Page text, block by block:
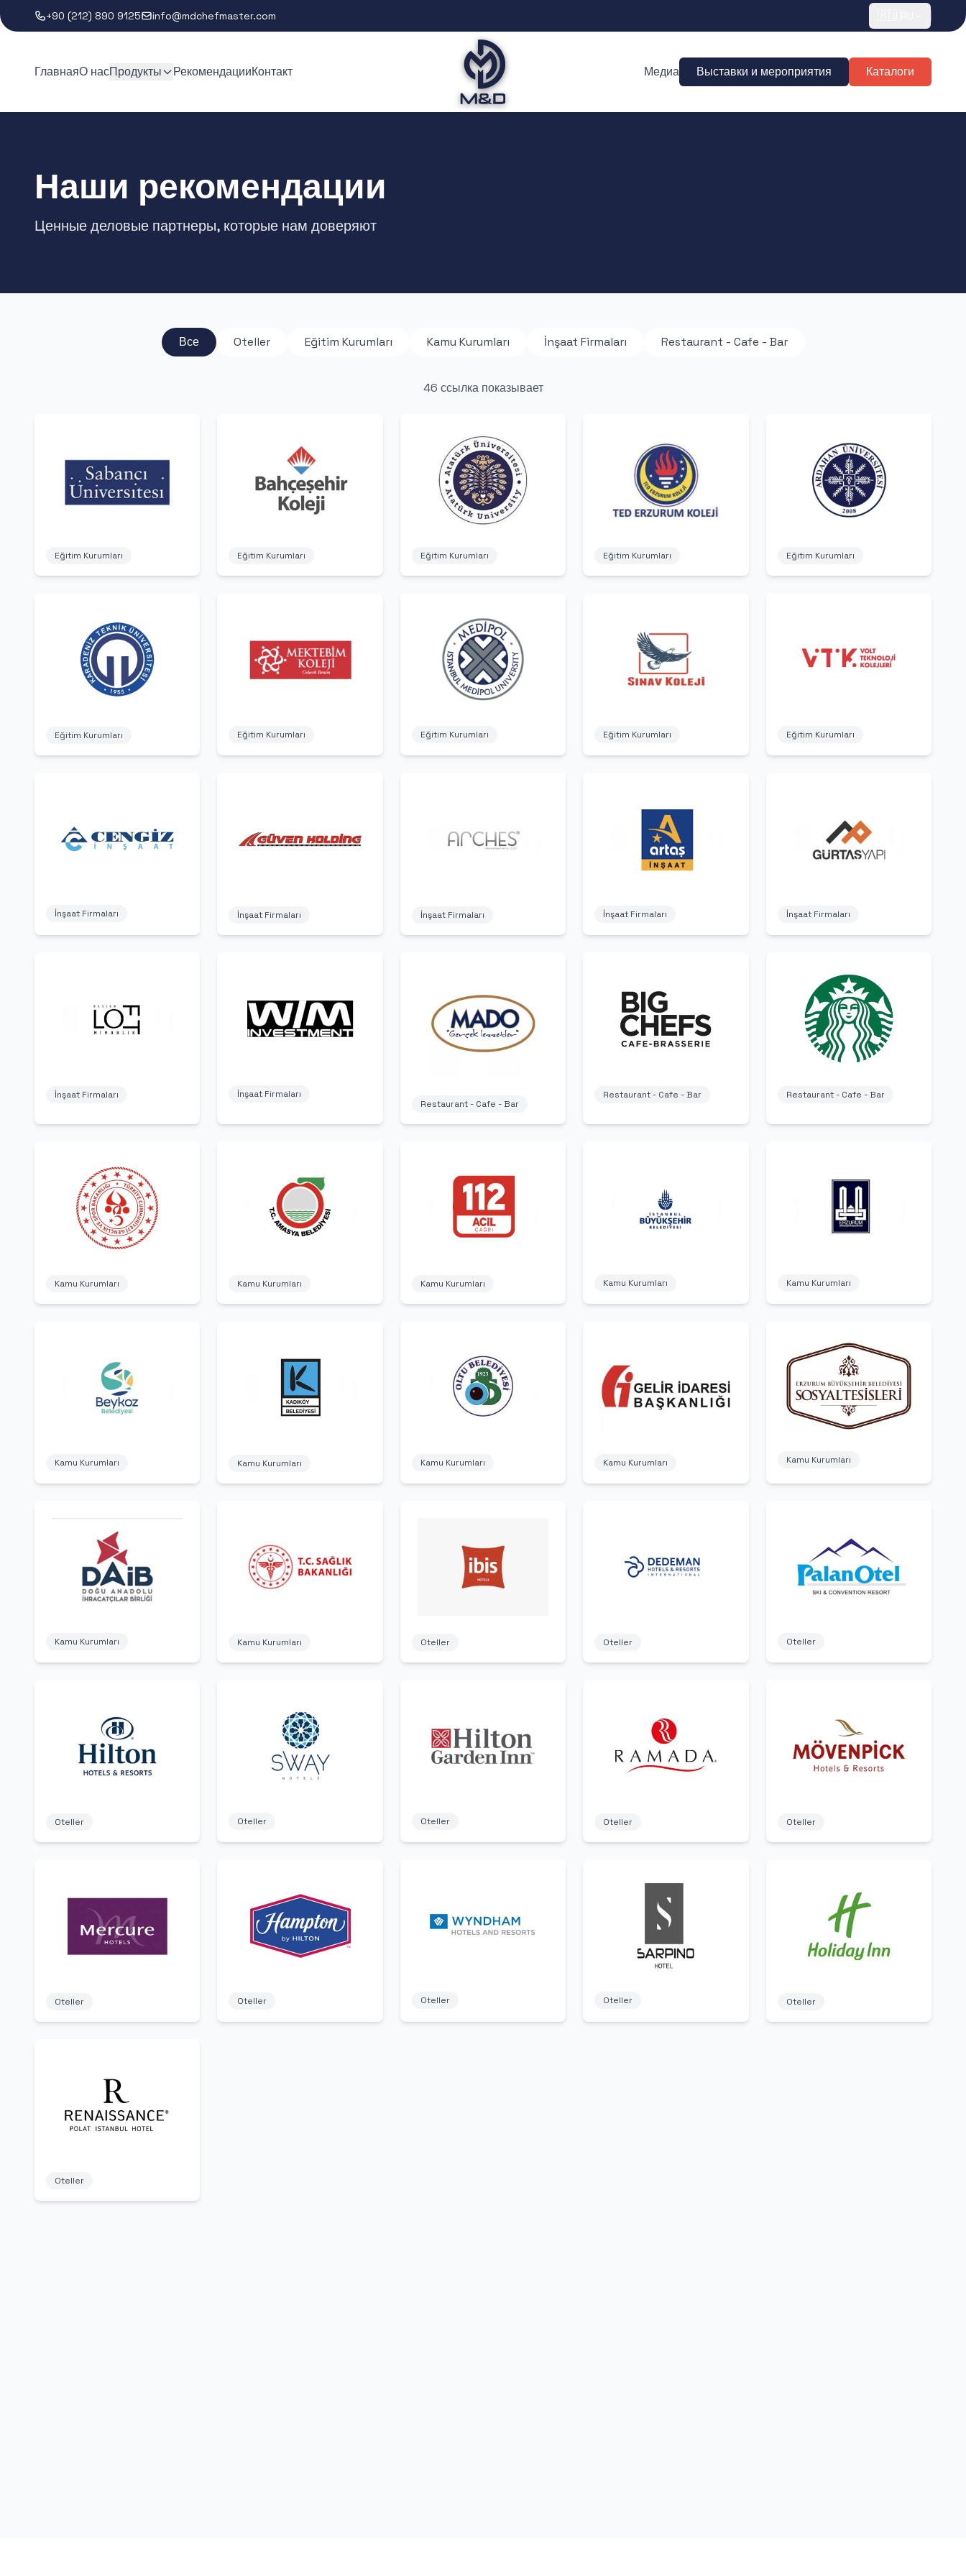
+90 (212) 890 9125 info@mdchefmaster.com
ГлавнаяО насПродукты РекомендацииКонтакт Медиа Выставки и мероприятия Каталоги
Наши рекомендации
Ценные деловые партнеры, которые нам доверяют
Все Oteller Eğitim Kurumları Kamu Kurumları İnşaat Firmaları Restaurant - Cafe - Bar
46 ссылка показывает
Eğitim Kurumları Eğitim Kurumları Eğitim Kurumları Eğitim Kurumları Eğitim Kurumları
Eğitim Kurumları Eğitim Kurumları Eğitim Kurumları Eğitim Kurumları Eğitim Kurumları
İnşaat Firmaları İnşaat Firmaları İnşaat Firmaları İnşaat Firmaları İnşaat Firmaları
İnşaat Firmaları
İnşaat Firmaları
Restaurant - Cafe - Bar
Restaurant - Cafe - Bar Restaurant - Cafe - Bar
Kamu Kurumları Kamu Kurumları Kamu Kurumları Kamu Kurumları Kamu Kurumları
Kamu Kurumları Kamu Kurumları Kamu Kurumları Kamu Kurumları Kamu Kurumları
Kamu Kurumları Kamu Kurumları Oteller Oteller Oteller
Oteller Oteller Oteller Oteller Oteller
Oteller Oteller Oteller Oteller Oteller
Oteller